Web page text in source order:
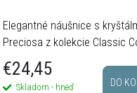
Elegantné náušnice s
Preciosa z kolekcie Classic
€24,45
Skladom - hneď
DO